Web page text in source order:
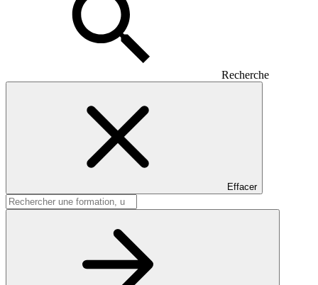
Recherche
Effacer